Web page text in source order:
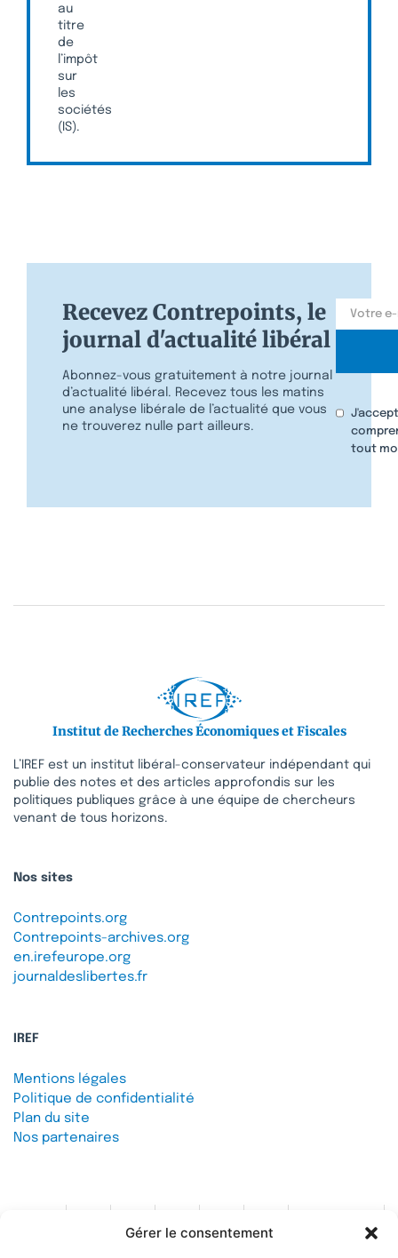
Gérer le consentement
au
titre
de
l’impôt
sur
les
sociétés
(IS).
Recevez Contrepoints, le
journal d'actualité libéral
Abonnez-vous gratuitement à notre journal
d’actualité libéral. Recevez tous les matins
une analyse libérale de l’actualité que vous
ne trouverez nulle part ailleurs.
tout
Institut de Recherches Économiques et Fiscales
L’IREF est un institut libéral-conservateur indépendant qui
publie des notes et des articles approfondis sur les
politiques publiques grâce à une équipe de chercheurs
venant de tous horizons.
Nos sites
Contrepoints.org
Contrepoints-archives.org
en.irefeurope.org
journaldeslibertes.fr
IREF
Mentions légales
Politique de confidentialité
Plan du site
Nos partenaires